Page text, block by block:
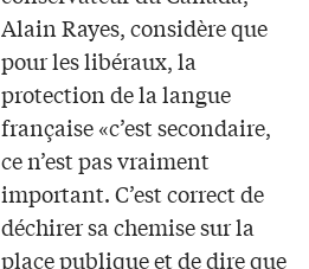
Alain Rayes, considère que
pour les libéraux, la
protection de la langue
française «c’est secondaire,
ce n’est pas vraiment
important. C’est correct de
déchirer sa chemise sur la
place publique et de dire que